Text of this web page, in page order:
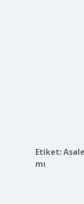
Etiket:
mı